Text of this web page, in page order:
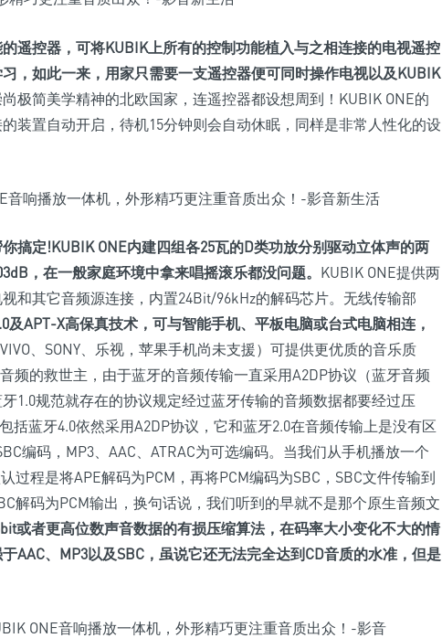
遥控器，可将KUBIK上所有的控制功能植入与之相连接的电视遥控
，如此一来，用家只需要一支遥控器便可同时操作电视以及KUBIK
极简美学精神的北欧国家，连遥控器都设想周到！KUBIK ONE的
装置自动开启，待机15分钟则会自动休眠，同样是非常人性化的设
搞定!KUBIK ONE内建四组各25瓦的D类功放分别驱动立体声的两
，在一般家庭环境中拿来唱摇滚乐都没问题。 KUBIK ONE提供两
和其它音频源连接，内置24Bit/96kHz的解码芯片。无线传输部
及APT-X高保真技术，可与智能手机、平板电脑或台式电脑相连，
、SONY、乐视，苹果手机尚未支援）可提供更优质的音乐质
频的救世主，由于蓝牙的音频传输一直采用A2DP协议（蓝牙音频
1.0规范就存在的协议规定经过蓝牙传输的音频数据都要经过压
括蓝牙4.0依然采用A2DP协议，它和蓝牙2.0在音频传输上是没有区
编码，MP3、AAC、ATRAC为可选编码。当我们从手机播放一个
过程是将APE解码为PCM，再将PCM编码为SBC，SBC文件传输到
解码为PCM输出，换句话说，我们听到的早就不是那个原生音频文
或者更高位数声音数据的有损压缩算法，在码率大小变化不大的情
AAC、MP3以及SBC，虽说它还无法完全达到CD音质的水准，但是